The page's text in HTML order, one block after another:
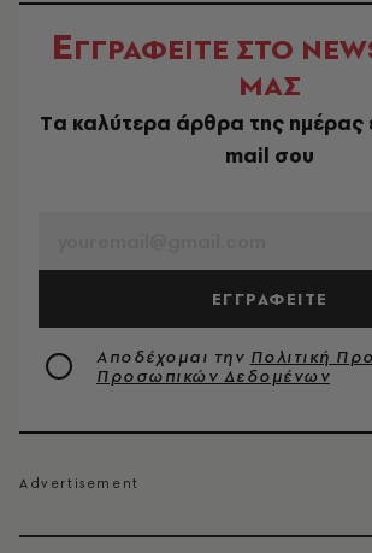
ΕΓΓΡΑΦΕΙΤΕ ΣΤΟ
ΜΑΣ
Tα καλύτερα άρθρα της ημέρας
mail σου
ΕΓΓΡΑΦΕΙΤΕ
Αποδέχομαι την Πολιτική
Προσωπικών Δεδομένων